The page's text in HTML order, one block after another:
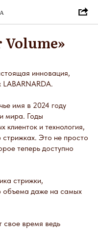
инновация,
LABARNARDA.
имя в 2024 году
мира. Годы
клиенток и технология,
Это не просто
теперь доступно
стрижки,
объема даже на самых
свое время ведь